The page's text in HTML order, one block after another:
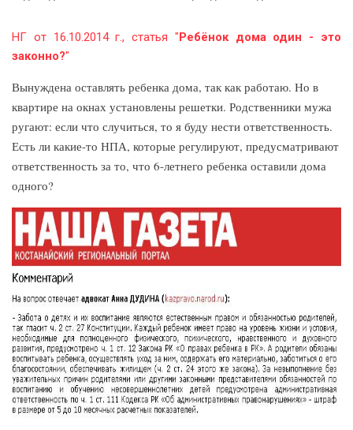
НГ от 16.10.2014 г., статья "Ребёнок дома один - это
законно?"
Вынуждена оставлять ребенка дома, так как работаю. Но в
квартире на окнах установлены решетки. Родственники мужа
ругают: если что случиться, то я буду нести ответственность.
Есть ли какие-то НПА, которые регулируют, предусматривают
ответственность за то, что 6-летнего ребенка оставили дома
одного?